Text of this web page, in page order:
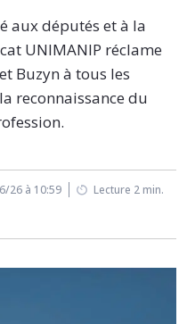
aux députés et à la
UNIMANIP réclame
Buzyn à tous les
reconnaissance du
26 à 10:59
Lecture 2 min.